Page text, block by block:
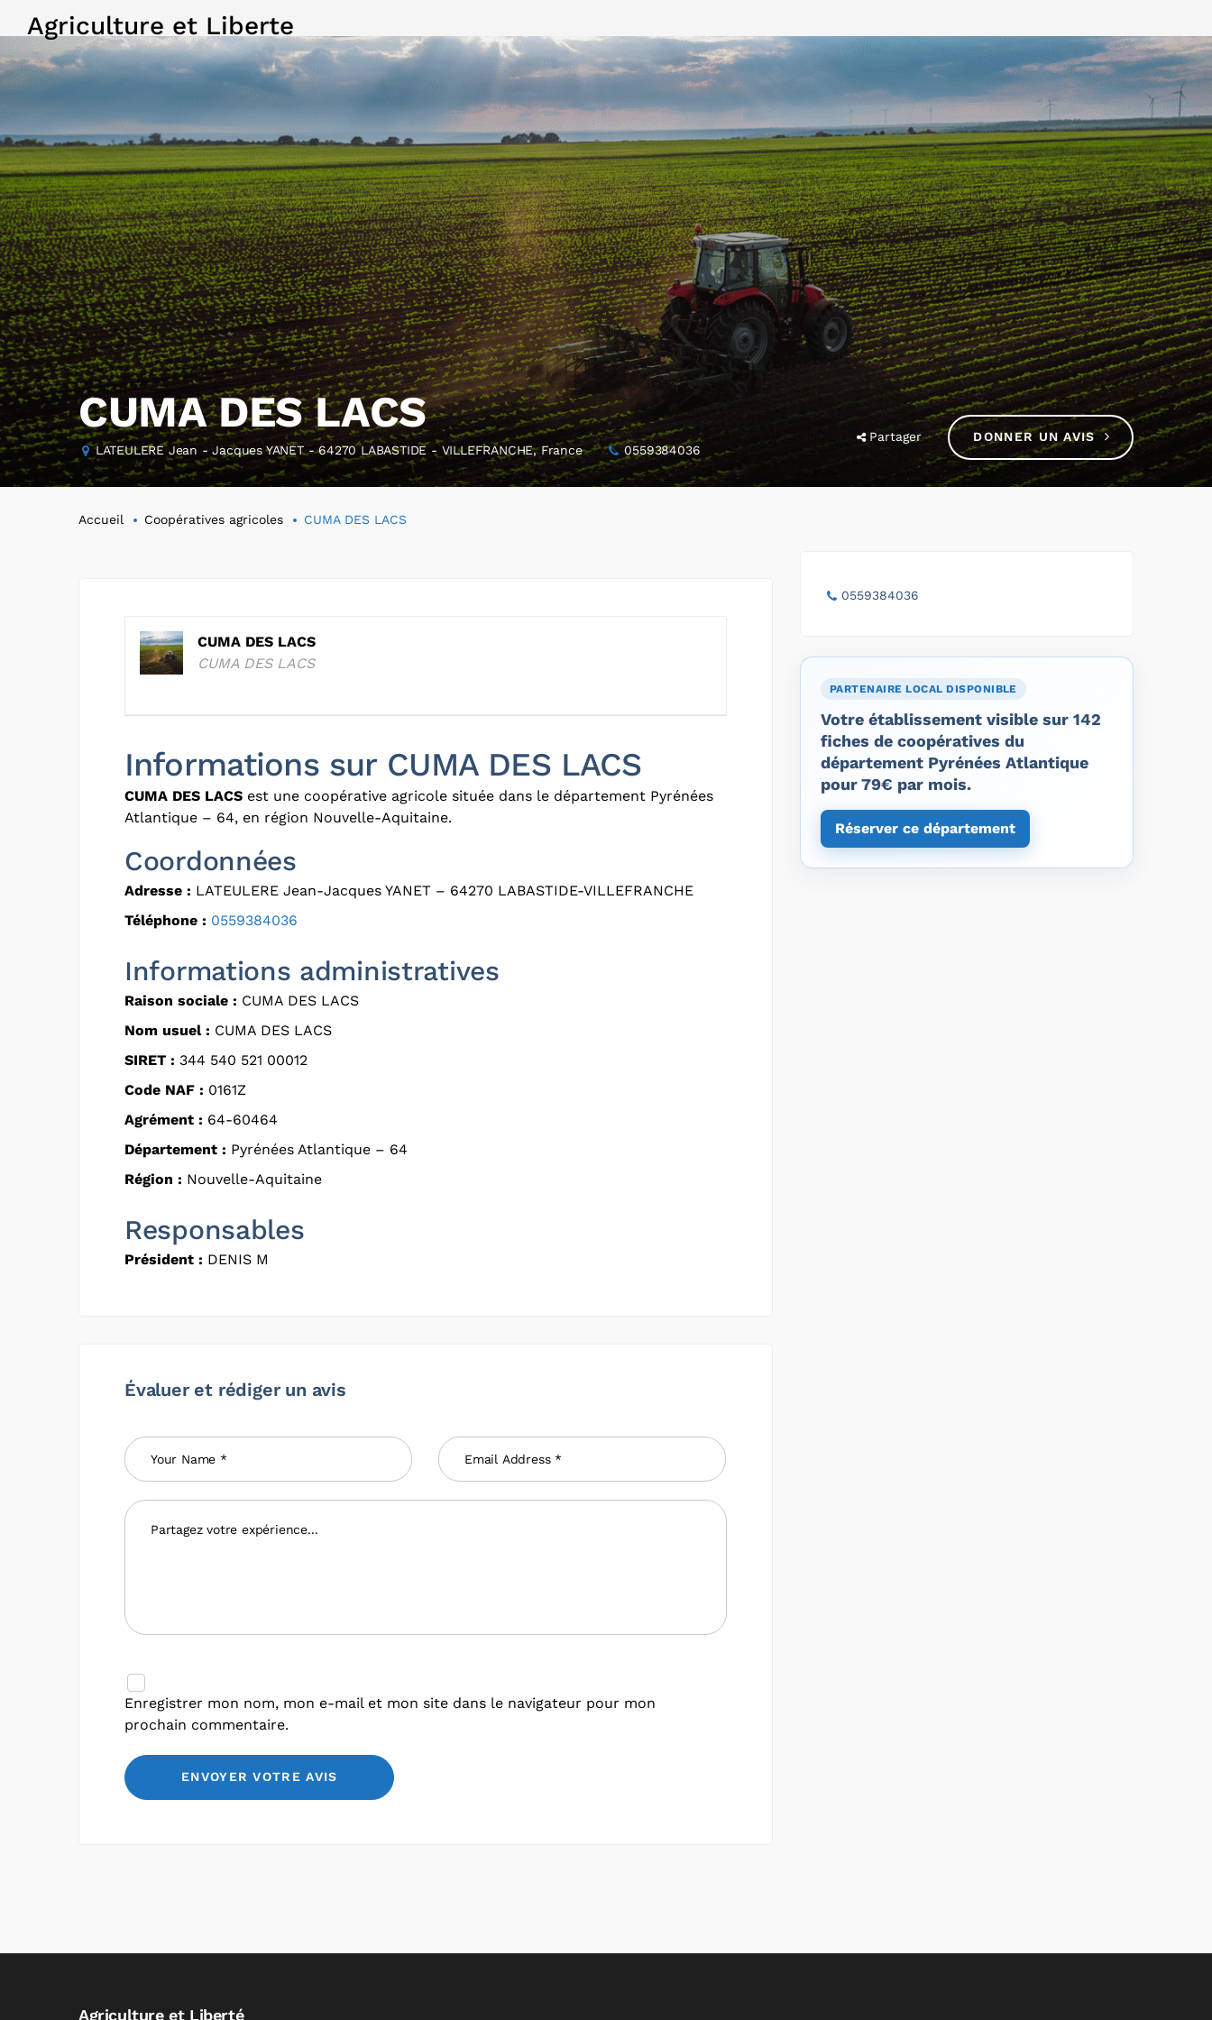
Agriculture et Liberte
CUMA DES LACS
LATEULERE Jean - Jacques YANET - 64270 LABASTIDE - VILLEFRANCHE, France 0559384036
Partager DONNER UN AVIS
Accueil Coopératives agricoles CUMA DES LACS
CUMA DES LACS
CUMA DES LACS
Informations sur CUMA DES LACS
CUMA DES LACS est une coopérative agricole située dans le département Pyrénées
Atlantique – 64, en région Nouvelle-Aquitaine.
Coordonnées
Adresse : LATEULERE Jean-Jacques YANET – 64270 LABASTIDE-VILLEFRANCHE
Téléphone : 0559384036
Informations administratives
Raison sociale : CUMA DES LACS
Nom usuel : CUMA DES LACS
SIRET : 344 540 521 00012
Code NAF : 0161Z
Agrément : 64-60464
Département : Pyrénées Atlantique – 64
Région : Nouvelle-Aquitaine
Responsables
Président : DENIS M
Évaluer et rédiger un avis
Enregistrer mon nom, mon e-mail et mon site dans le navigateur pour mon
prochain commentaire.
0559384036
PARTENAIRE LOCAL DISPONIBLE
Votre établissement visible sur 142
fiches de coopératives du
département Pyrénées Atlantique
pour 79€ par mois.
Réserver ce département
Agriculture et Liberté